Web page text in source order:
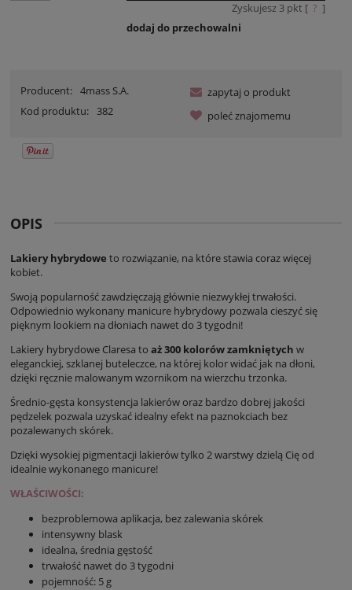
Zyskujesz 3 pkt [ ? ]
dodaj do przechowalni
Producent: 4mass S.A.
Kod produktu: 382
zapytaj o produkt
poleć znajomemu
OPIS
Lakiery hybrydowe to rozwiązanie, na które stawia coraz więcej
kobiet.
Swoją popularność zawdzięczają głównie niezwykłej trwałości.
Odpowiednio wykonany manicure hybrydowy pozwala cieszyć się
pięknym lookiem na dłoniach nawet do 3 tygodni!
Lakiery hybrydowe Claresa to aż 300 kolorów zamkniętych w
eleganckiej, szklanej buteleczce, na której kolor widać jak na dłoni,
dzięki ręcznie malowanym wzornikom na wierzchu trzonka.
Średnio-gęsta konsystencja lakierów oraz bardzo dobrej jakości
pędzelek pozwala uzyskać idealny efekt na paznokciach bez
pozalewanych skórek.
Dzięki wysokiej pigmentacji lakierów tylko 2 warstwy dzielą Cię od
idealnie wykonanego manicure!
WŁAŚCIWOŚCI:
bezproblemowa aplikacja, bez zalewania skórek
intensywny blask
idealna, średnia gęstość
trwałość nawet do 3 tygodni
pojemność: 5 g